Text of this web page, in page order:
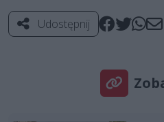
Udostępnij